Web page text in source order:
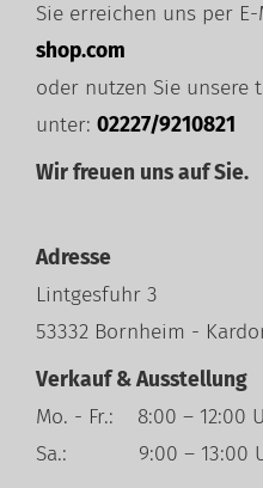
Sie erreichen uns per E-
shop.com
oder nutzen Sie unsere
unter: 02227/9210821
Wir freuen uns auf Sie.
Adresse
Lintgesfuhr 3
53332 Bornheim -
Verkauf & Ausstellung
Mo. - Fr.: 8:00 – 12:00
Sa.: 9:00 – 13:00